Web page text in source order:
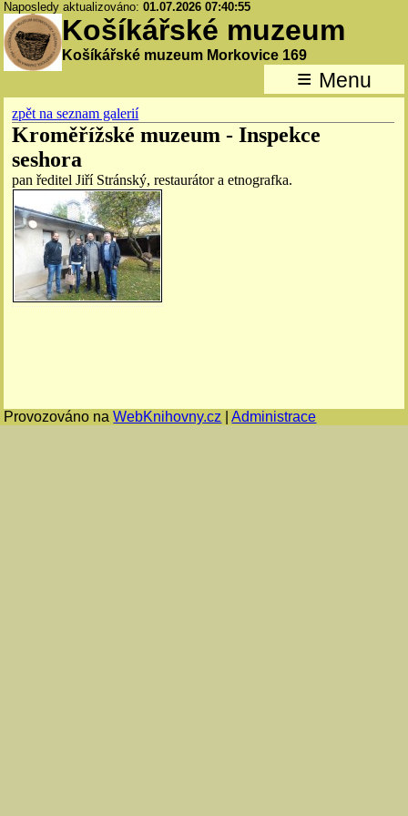
Naposledy aktualizováno:01.07.2026 07:40:55
Košíkářské muzeum
Košíkářské muzeum Morkovice 169
≡ Menu
zpět na seznam galerií
Kroměřížské muzeum - Inspekce
seshora
pan ředitel Jiří Stránský, restaurátor a etnografka.
Provozováno naWebKnihovny.cz |Administrace